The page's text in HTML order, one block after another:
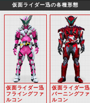
仮面ライダー迅の各種形態
仮面ライダー迅
フライングファ
ルコン
仮面ライダー迅
バーニングファ
ルコン